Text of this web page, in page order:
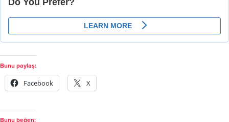
Bunu paylaş:
Facebook X
Bunu beğen: